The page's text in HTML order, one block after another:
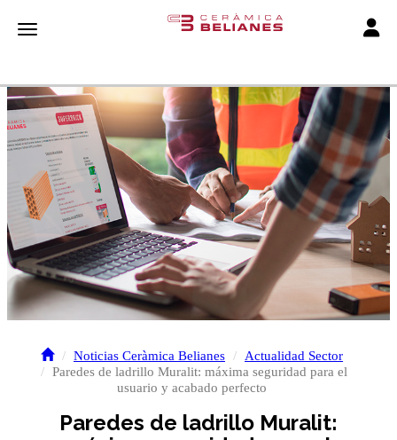
Toggle navigation
Noticias Ceràmica Belianes
Actualidad Sector
Paredes de ladrillo Muralit: máxima seguridad para el
usuario y acabado perfecto
Paredes de ladrillo Muralit: